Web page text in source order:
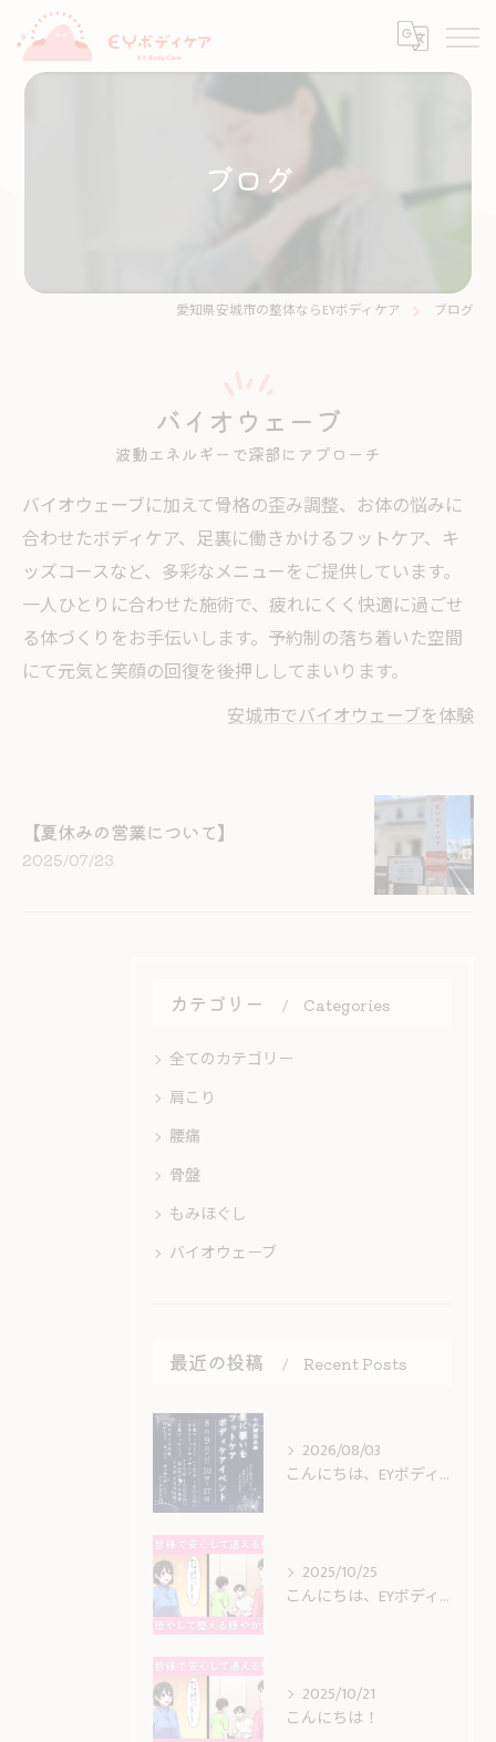
ブログ
愛知県安城市の整体ならEYボディケア ブログ
バイオウェーブ
波動エネルギーで深部にアプローチ
バイオウェーブに加えて骨格の歪み調整、お体の悩みに
合わせたボディケア、足裏に働きかけるフットケア、キ
ッズコースなど、多彩なメニューをご提供しています。
一人ひとりに合わせた施術で、疲れにくく快適に過ごせ
る体づくりをお手伝いします。予約制の落ち着いた空間
にて元気と笑顔の回復を後押ししてまいります。
安城市でバイオウェーブを体験
【夏休みの営業について】
2025/07/23
カテゴリー Categories
全てのカテゴリー
肩こり
腰痛
骨盤
もみほぐし
バイオウェーブ
最近の投稿 Recent Posts
2026/08/03
こんにちは、EYボディケアです✨
2025/10/25
こんにちは、EYボディケアです。
2025/10/21
こんにちは！